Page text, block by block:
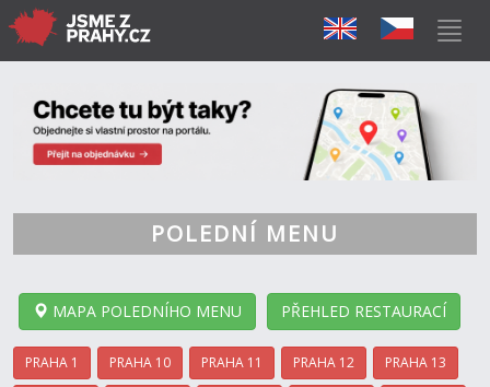
POLEDNÍ MENU
MAPA POLEDNÍHO MENU PŘEHLED RESTAURACÍ
PRAHA 1 PRAHA 10 PRAHA 11 PRAHA 12 PRAHA 13